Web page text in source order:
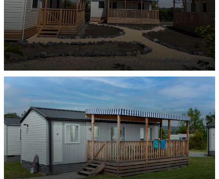
Mobilheim Mars
ENTDECKEN